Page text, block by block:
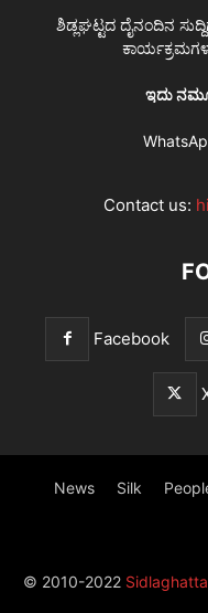
ಶಿಡ್ಲಘಟ್ಟದ ದೈನಂದಿನ
ಇದು
Contact us:
Facebook
News Silk
© 2010-2022